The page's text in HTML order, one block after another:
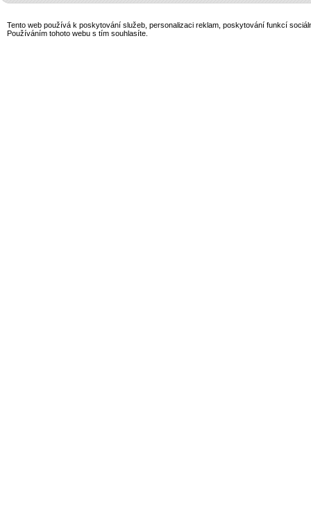
Tento web používá k poskytování služeb, personalizaci reklam, poskytování funkcí
Používáním tohoto webu s tím souhlasíte.